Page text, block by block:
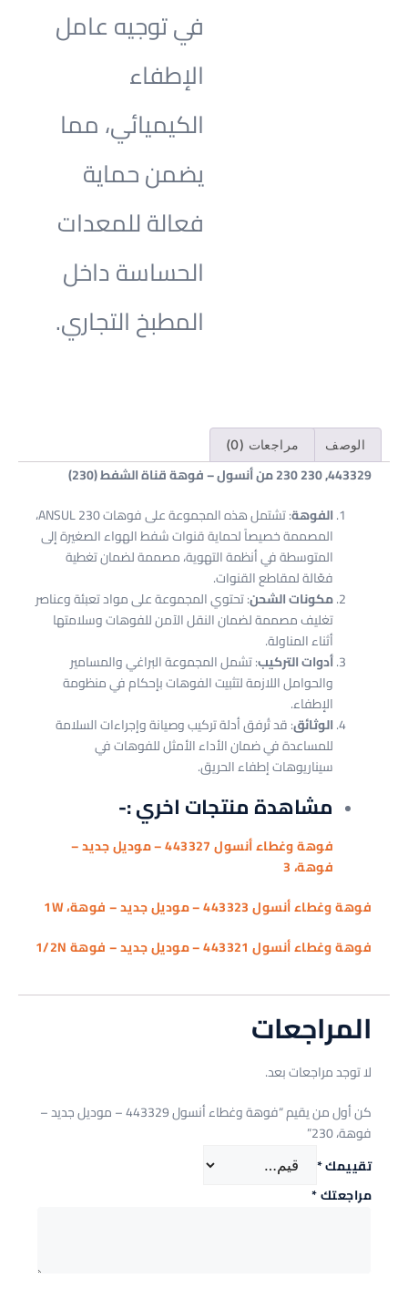
في توجيه عامل
الإطفاء
الكيميائي، مما
يضمن حماية
فعالة للمعدات
الحساسة داخل
المطبخ التجاري.
الوصف مراجعات (0)
443329, 230 230 من أنسول – فوهة قناة الشفط (230)
الفوهة
: تشتمل هذه المجموعة على فوهات ANSUL 230،
المصممة خصيصاً لحماية قنوات شفط الهواء الصغيرة إلى
المتوسطة في أنظمة التهوية، مصممة لضمان تغطية
فعّالة لمقاطع القنوات.
مكونات الشحن: تحتوي المجموعة على مواد تعبئة وعناصر
تغليف مصممة لضمان النقل الآمن للفوهات وسلامتها
أثناء المناولة.
أدوات التركيب: تشمل المجموعة البراغي والمسامير
والحوامل اللازمة لتثبيت الفوهات بإحكام في منظومة
الإطفاء.
الوثائق: قد تُرفق أدلة تركيب وصيانة وإجراءات السلامة
للمساعدة في ضمان الأداء الأمثل للفوهات في
سيناريوهات إطفاء الحريق.
مشاهدة منتجات اخري :-
فوهة وغطاء أنسول 443327 – موديل جديد –
فوهة، 3
فوهة وغطاء أنسول 443323 – موديل جديد – فوهة، 1W
فوهة وغطاء أنسول 443321 – موديل جديد – فوهة 1/2N
المراجعات
لا توجد مراجعات بعد.
كن أول من يقيم “فوهة وغطاء أنسول 443329 – موديل جديد –
فوهة، 230”
تقييمك*
مراجعتك*